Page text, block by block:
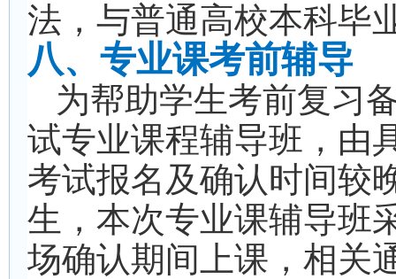
法，与普通高校本科毕
八、专业课考前辅导
为帮助学生考前复习
试专业课程辅导班，由
考试报名及确认时间较
生，本次专业课辅导班
场确认期间上课，相关